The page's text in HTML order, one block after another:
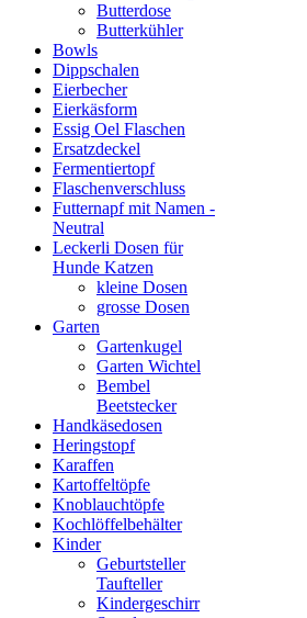
Butterdose
Butterkühler
Bowls
Dippschalen
Eierbecher
Eierkäsform
Essig Oel Flaschen
Ersatzdeckel
Fermentiertopf
Flaschenverschluss
Futternapf mit Namen -
Neutral
Leckerli Dosen für
Hunde Katzen
kleine Dosen
grosse Dosen
Garten
Gartenkugel
Garten Wichtel
Bembel
Beetstecker
Handkäsedosen
Heringstopf
Karaffen
Kartoffeltöpfe
Knoblauchtöpfe
Kochlöffelbehälter
Kinder
Geburtsteller
Taufteller
Kindergeschirr